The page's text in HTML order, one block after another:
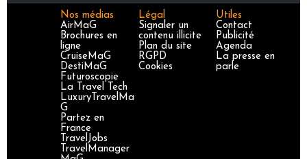
Nos médias
AirMaG
Brochures en
ligne
CruiseMaG
DestiMaG
Futuroscopie
La Travel Tech
LuxuryTravelMa
G
Partez en
France
TravelJobs
TravelManager
Légal
Signaler un
contenu illicite
Plan du site
RGPD
Cookies
Utiles
Contact
Publicité
Agenda
La presse en
parle